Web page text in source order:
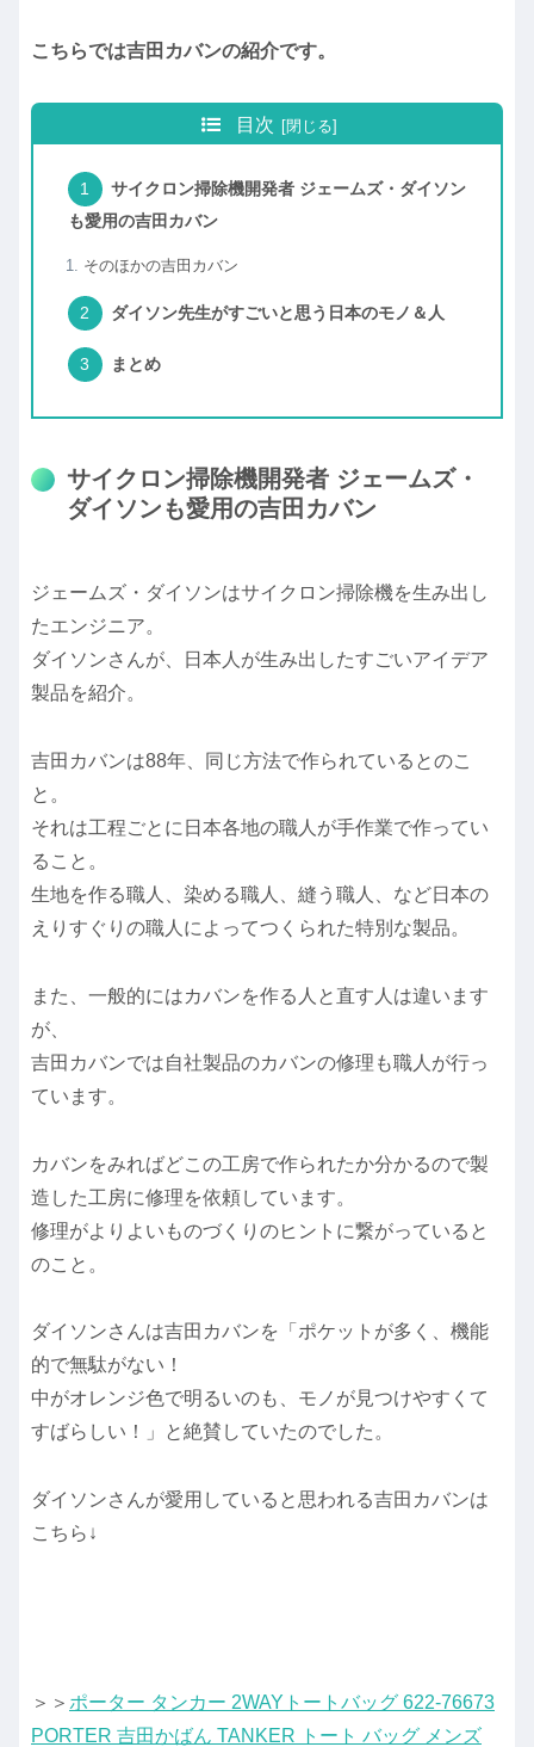
こちらでは吉田カバンの紹介です。
目次
サイクロン掃除機開発者 ジェームズ・ダイソン
も愛用の吉田カバン
そのほかの吉田カバン
ダイソン先生がすごいと思う日本のモノ＆人
まとめ
サイクロン掃除機開発者 ジェームズ・
ダイソンも愛用の吉田カバン
ジェームズ・ダイソンはサイクロン掃除機を生み出し
たエンジニア。
ダイソンさんが、日本人が生み出したすごいアイデア
製品を紹介。
吉田カバンは88年、同じ方法で作られているとのこ
と。
それは工程ごとに日本各地の職人が手作業で作ってい
ること。
生地を作る職人、染める職人、縫う職人、など日本の
えりすぐりの職人によってつくられた特別な製品。
また、一般的にはカバンを作る人と直す人は違います
が、
吉田カバンでは自社製品のカバンの修理も職人が行っ
ています。
カバンをみればどこの工房で作られたか分かるので製
造した工房に修理を依頼しています。
修理がよりよいものづくりのヒントに繋がっていると
のこと。
ダイソンさんは吉田カバンを「ポケットが多く、機能
的で無駄がない！
中がオレンジ色で明るいのも、モノが見つけやすくて
すばらしい！」と絶賛していたのでした。
ダイソンさんが愛用していると思われる吉田カバンは
こちら↓
＞＞ ポーター タンカー 2WAYトートバッグ 622-76673
PORTER 吉田かばん TANKER トート バッグ メンズ